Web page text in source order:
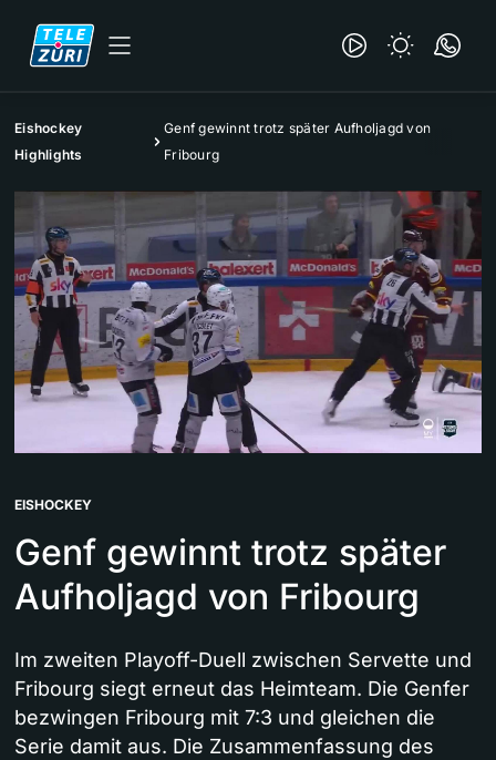
Eishockey
Highlights
Genf gewinnt trotz später Aufholjagd von
Fribourg
EISHOCKEY
Genf gewinnt trotz später
Aufholjagd von Fribourg
Im zweiten Playoff-Duell zwischen Servette und
Fribourg siegt erneut das Heimteam. Die Genfer
bezwingen Fribourg mit 7:3 und gleichen die
Serie damit aus. Die Zusammenfassung des